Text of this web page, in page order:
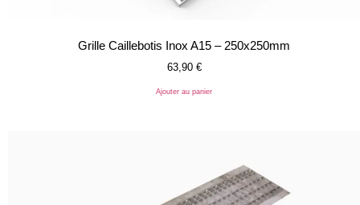
Grille Caillebotis Inox A15 – 250x250mm
63,90 €
Ajouter au panier